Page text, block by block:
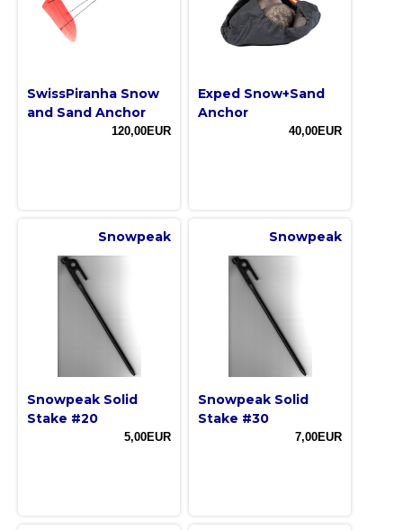
SwissPiranha Snow
and Sand Anchor
120,00EUR
Exped Snow+Sand
Anchor
40,00EUR
Snowpeak
Snowpeak Solid
Stake #20
5,00EUR
Snowpeak
Snowpeak Solid
Stake #30
7,00EUR